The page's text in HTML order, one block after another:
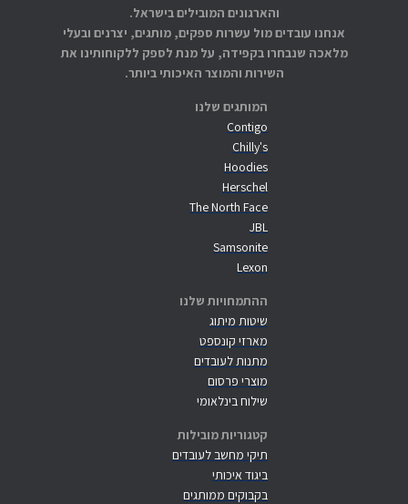
המותגים שלנו
Contigo
Chilly's
Hoodies
Herschel
The North Face
JBL
Samsonite
Lexon
ההתמחויות שלנו
שיטות מיתוג
מארזי קונספט
מתנות לעובדים
מוצרי פרסום
שילוח בינלאומי
קטגוריות מובילות
תיקי מחשב לעובדים
ביגוד איכותי
בקבוקים ממותגים
והארגונים המובילים בישראל.
אנחנו עובדים מול עשרות ספקים, מותגים, יצרנים ובעלי
מלאכה שנבחרו בקפידה, על מנת לספק ללקוחותינו את
השירות והמוצר האיכותי ביותר.